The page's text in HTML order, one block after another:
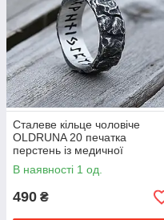
Cталеве кільце чоловіче
OLDRUNA 20 печатка
перстень із медичної
нержавіючої сталі 316L з
Рунами
В наявності 1 од.
490 ₴